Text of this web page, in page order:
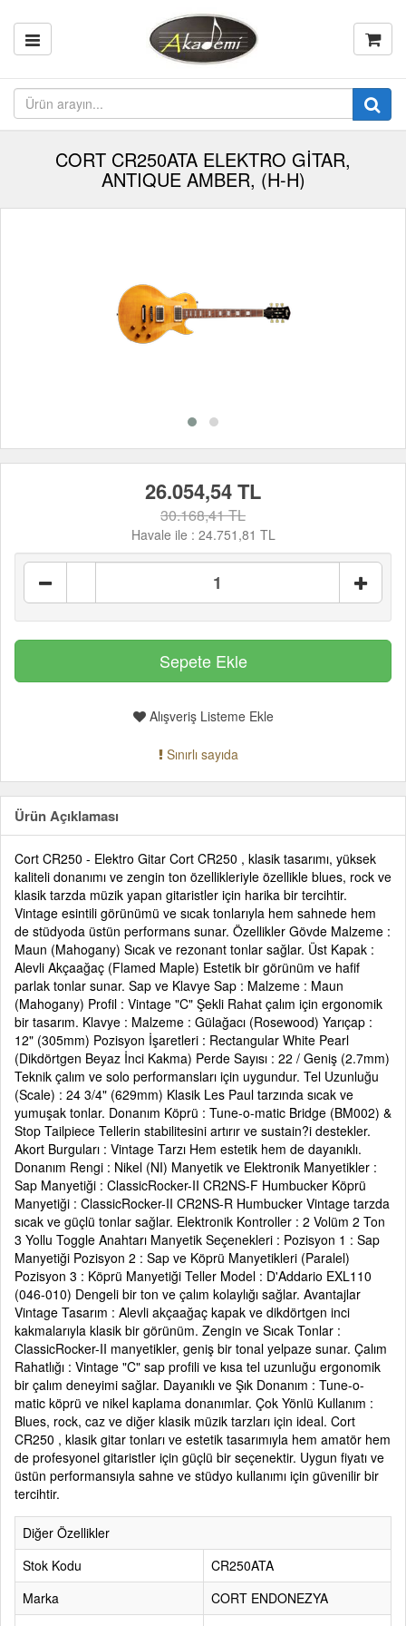
CORT CR250ATA ELEKTRO GİTAR,
ANTIQUE AMBER, (H-H)
26.054,54 TL
30.168,41 TL
Havale ile : 24.751,81 TL
Alışveriş Listeme Ekle
Sınırlı sayıda
Ürün Açıklaması
Cort CR250 - Elektro Gitar Cort CR250 , klasik tasarımı, yüksek
kaliteli donanımı ve zengin ton özellikleriyle özellikle blues, rock ve
klasik tarzda müzik yapan gitaristler için harika bir tercihtir.
Vintage esintili görünümü ve sıcak tonlarıyla hem sahnede hem
de stüdyoda üstün performans sunar. Özellikler Gövde Malzeme :
Maun (Mahogany) Sıcak ve rezonant tonlar sağlar. Üst Kapak :
Alevli Akçaağaç (Flamed Maple) Estetik bir görünüm ve hafif
parlak tonlar sunar. Sap ve Klavye Sap : Malzeme : Maun
(Mahogany) Profil : Vintage "C" Şekli Rahat çalım için ergonomik
bir tasarım. Klavye : Malzeme : Gülağacı (Rosewood) Yarıçap :
12" (305mm) Pozisyon İşaretleri : Rectangular White Pearl
(Dikdörtgen Beyaz İnci Kakma) Perde Sayısı : 22 / Geniş (2.7mm)
Teknik çalım ve solo performansları için uygundur. Tel Uzunluğu
(Scale) : 24 3/4" (629mm) Klasik Les Paul tarzında sıcak ve
yumuşak tonlar. Donanım Köprü : Tune-o-matic Bridge (BM002) &
Stop Tailpiece Tellerin stabilitesini artırır ve sustain?i destekler.
Akort Burguları : Vintage Tarzı Hem estetik hem de dayanıklı.
Donanım Rengi : Nikel (NI) Manyetik ve Elektronik Manyetikler :
Sap Manyetiği : ClassicRocker-II CR2NS-F Humbucker Köprü
Manyetiği : ClassicRocker-II CR2NS-R Humbucker Vintage tarzda
sıcak ve güçlü tonlar sağlar. Elektronik Kontroller : 2 Volüm 2 Ton
3 Yollu Toggle Anahtarı Manyetik Seçenekleri : Pozisyon 1 : Sap
Manyetiği Pozisyon 2 : Sap ve Köprü Manyetikleri (Paralel)
Pozisyon 3 : Köprü Manyetiği Teller Model : D'Addario EXL110
(046-010) Dengeli bir ton ve çalım kolaylığı sağlar. Avantajlar
Vintage Tasarım : Alevli akçaağaç kapak ve dikdörtgen inci
kakmalarıyla klasik bir görünüm. Zengin ve Sıcak Tonlar :
ClassicRocker-II manyetikler, geniş bir tonal yelpaze sunar. Çalım
Rahatlığı : Vintage "C" sap profili ve kısa tel uzunluğu ergonomik
bir çalım deneyimi sağlar. Dayanıklı ve Şık Donanım : Tune-o-
matic köprü ve nikel kaplama donanımlar. Çok Yönlü Kullanım :
Blues, rock, caz ve diğer klasik müzik tarzları için ideal. Cort
CR250 , klasik gitar tonları ve estetik tasarımıyla hem amatör hem
de profesyonel gitaristler için güçlü bir seçenektir. Uygun fiyatı ve
üstün performansıyla sahne ve stüdyo kullanımı için güvenilir bir
tercihtir.
Diğer Özellikler
Stok Kodu
CR250ATA
Marka
CORT ENDONEZYA